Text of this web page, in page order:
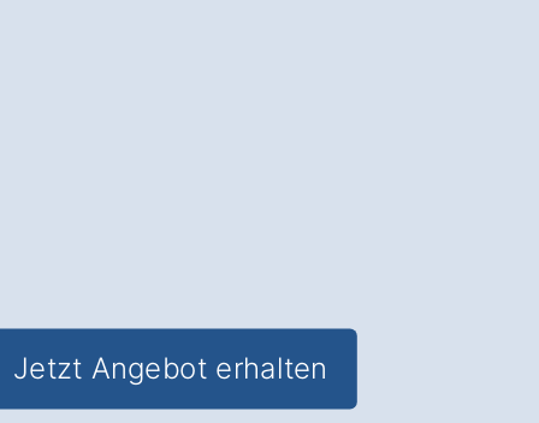
Jetzt Angebot erhalten